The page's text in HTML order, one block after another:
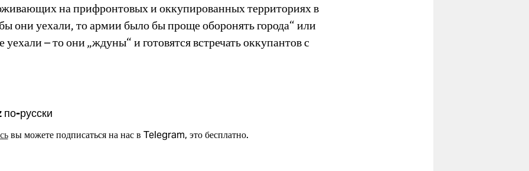
на прифронтовых и оккупированных территориях в
они уехали, то армии было бы проще оборонять города“ или
уехали – то они „ждуны“ и готовятся встречать оккупантов с
по-русски
вы можете подписаться на нас в Telegram, это бесплатно.